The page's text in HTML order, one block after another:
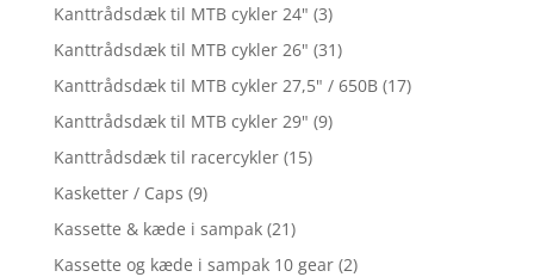
Kanttrådsdæk til MTB cykler 24" (3)
Kanttrådsdæk til MTB cykler 26" (31)
Kanttrådsdæk til MTB cykler 27,5" / 650B (17)
Kanttrådsdæk til MTB cykler 29" (9)
Kanttrådsdæk til racercykler (15)
Kasketter / Caps (9)
Kassette & kæde i sampak (21)
Kassette og kæde i sampak 10 gear (2)